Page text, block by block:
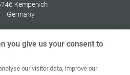
Kempenich
Germany
Импресум данните
you give us your consent to
our visitor data, improve our